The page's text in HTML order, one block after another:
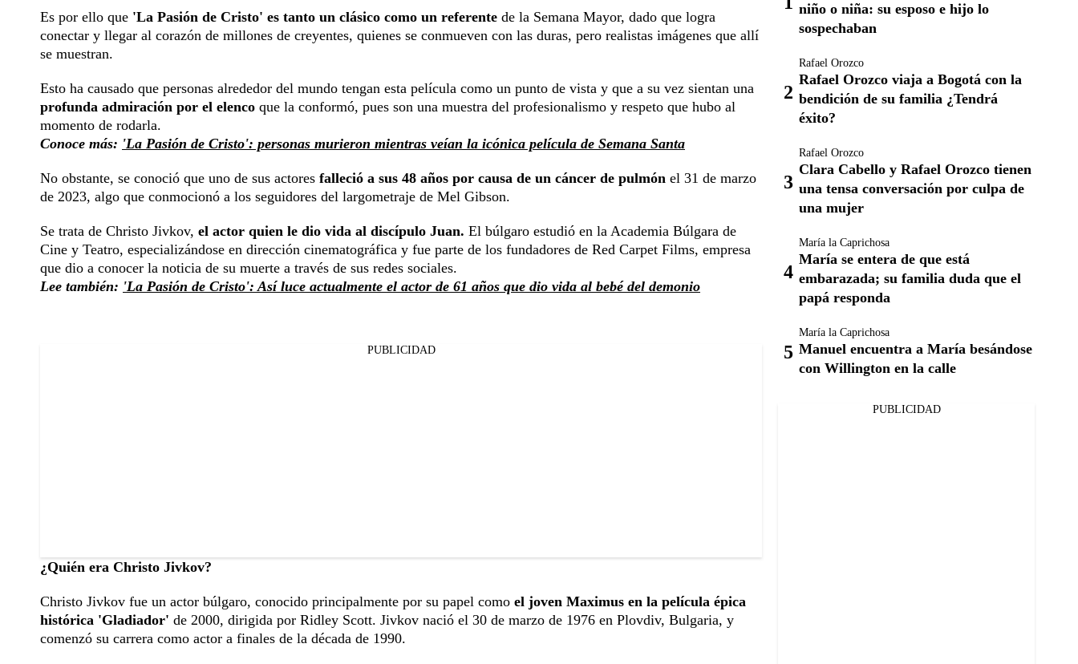
Es por ello que 'La Pasión de Cristo' es tanto un clásico como un referente de la Semana Mayor, dado que logra
conectar y llegar al corazón de millones de creyentes, quienes se conmueven con las duras, pero realistas imágenes que allí
se muestran.
Esto ha causado que personas alrededor del mundo tengan esta película como un punto de vista y que a su vez sientan una
profunda admiración por el elenco que la conformó, pues son una muestra del profesionalismo y respeto que hubo al
momento de rodarla.
Conoce más: 'La Pasión de Cristo': personas murieron mientras veían la icónica película de Semana Santa
No obstante, se conoció que uno de sus actores falleció a sus 48 años por causa de un cáncer de pulmón el 31 de marzo
de 2023, algo que conmocionó a los seguidores del largometraje de Mel Gibson.
Se trata de Christo Jivkov, el actor quien le dio vida al discípulo Juan. El búlgaro estudió en la Academia Búlgara de
Cine y Teatro, especializándose en dirección cinematográfica y fue parte de los fundadores de Red Carpet Films, empresa
que dio a conocer la noticia de su muerte a través de sus redes sociales.
Lee también: 'La Pasión de Cristo': Así luce actualmente el actor de 61 años que dio vida al bebé del demonio
PUBLICIDAD
¿Quién era Christo Jivkov?
Christo Jivkov fue un actor búlgaro, conocido principalmente por su papel como el joven Maximus en la película épica
histórica 'Gladiador' de 2000, dirigida por Ridley Scott. Jivkov nació el 30 de marzo de 1976 en Plovdiv, Bulgaria, y
comenzó su carrera como actor a finales de la década de 1990.
niño o niña: su esposo e hijo lo
sospechaban
Rafael Orozco
Rafael Orozco viaja a Bogotá con la
bendición de su familia ¿Tendrá
éxito?
Rafael Orozco
Clara Cabello y Rafael Orozco tienen
una tensa conversación por culpa de
una mujer
María la Caprichosa
María se entera de que está
embarazada; su familia duda que el
papá responda
María la Caprichosa
Manuel encuentra a María besándose
con Willington en la calle
PUBLICIDAD